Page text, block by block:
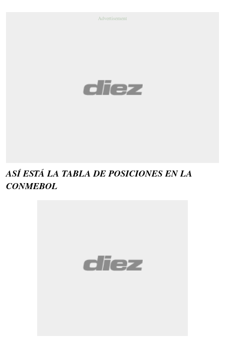
ASÍ ESTÁ LA TABLA DE POSICIONES EN LA
CONMEBOL